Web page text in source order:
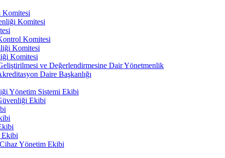
Komitesi
Komitesi
Komitesi
Komitesi
Komitesi
ve Değerlendirmesine Dair Yönetmenlik
Daire Başkanlığı
Yönetim Sistemi Ekibi
Ekibi
Ekibi
Yönetim Ekibi